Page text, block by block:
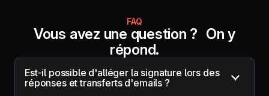
marque. "
équipe super
réactive."
pousser nos
actualités,
webinaires, de
manière
FAQ
Vous avez une question ? On y
répond.
Est-il possible d'alléger la signature lors des
réponses et transferts d'emails ?